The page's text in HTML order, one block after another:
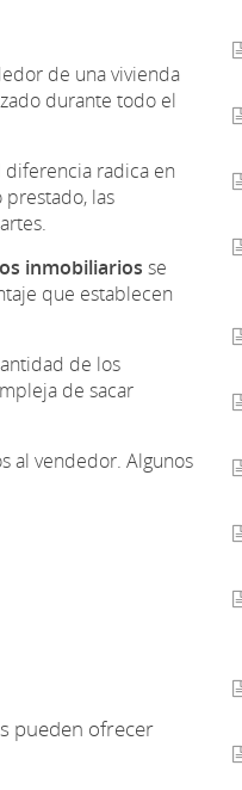
de una vivienda
durante todo el
diferencia radica en
las
inmobiliarios se
que establecen
de los
de sacar
al vendedor. Algunos
pueden ofrecer